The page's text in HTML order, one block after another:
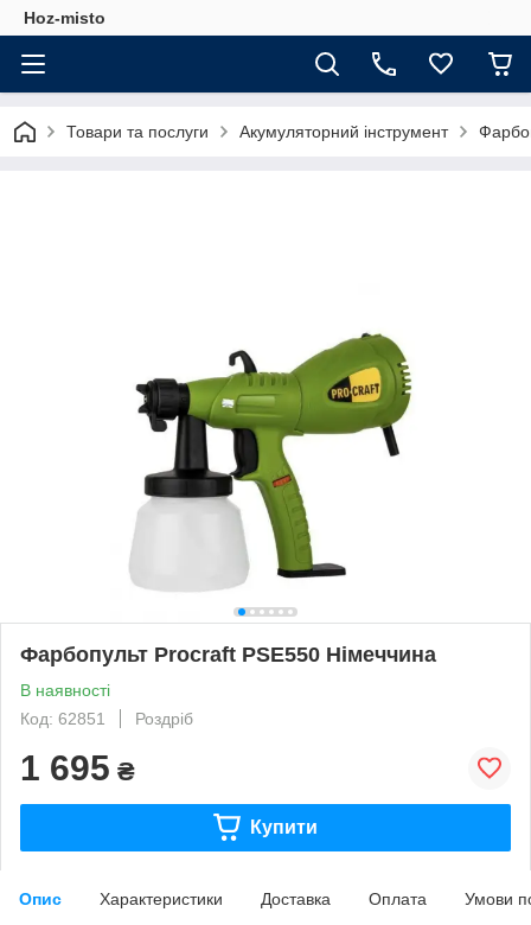
Hoz-misto
Товари та послуги Акумуляторний інструмент
Фарбопульт Procraft PSE550 Німеччина
В наявності
Код: 62851
Роздріб
1 695 ₴
Купити
Опис Характеристики Доставка Оплата Умови